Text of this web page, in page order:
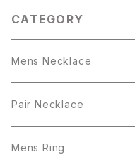
CATEGORY
Mens Necklace
Pair Necklace
Mens Ring